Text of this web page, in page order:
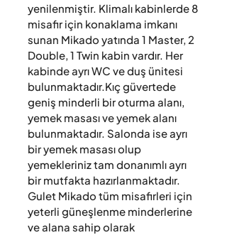
yenilenmiştir. Klimalı kabinlerde 8
misafir için konaklama imkanı
sunan Mikado yatında 1 Master, 2
Double, 1 Twin kabin vardır. Her
kabinde ayrı WC ve duş ünitesi
bulunmaktadır.Kıç güvertede
geniş minderli bir oturma alanı,
yemek masası ve yemek alanı
bulunmaktadır. Salonda ise ayrı
bir yemek masası olup
yemekleriniz tam donanımlı ayrı
bir mutfakta hazırlanmaktadır.
Gulet Mikado tüm misafirleri için
yeterli güneşlenme minderlerine
ve alana sahip olarak